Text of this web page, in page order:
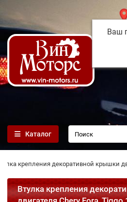
Ваш
Каталог
крепления декоративной крышки
Втулка крепления